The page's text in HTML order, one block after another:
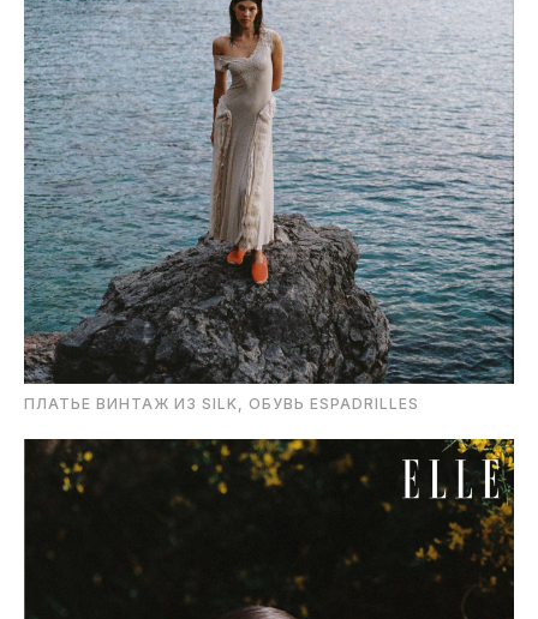
ПЛАТЬЕ ВИНТАЖ ИЗ SILK, ОБУВЬ ESPADRILLES